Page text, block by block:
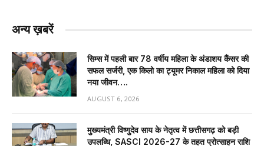
अन्य ख़बरें
सिम्स में पहली बार 78 वर्षीय महिला के अंडाशय कैंसर की
सफल सर्जरी, एक किलो का ट्यूमर निकाल महिला को दिया
नया जीवन….
AUGUST 6, 2026
मुख्यमंत्री विष्णुदेव साय के नेतृत्व में छत्तीसगढ़ को बड़ी
उपलब्धि, SASCI 2026-27 के तहत प्रोत्साहन राशि